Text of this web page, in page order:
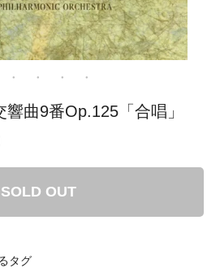
曲9番Op.125「合唱」
SOLD OUT
タグ